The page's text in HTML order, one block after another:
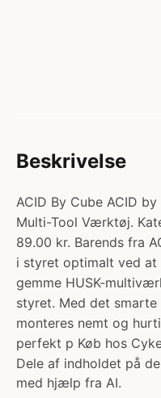
Beskrivelse
ACID By Cube ACID
Multi-Tool Værktøj.
89.00 kr. Barends fra
i styret optimalt ved
gemme HUSK-
styret. Med det
monteres nemt og
perfekt p Køb hos
Dele af indholdet på
med hjælp fra AI.